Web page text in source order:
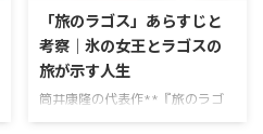
川浩の魅力、主要な登場人物たち
の関係性、さらには物語のあらす
じと感想を詳しくご紹介します。
また、読者の心に残る名言や、本
作がシリーズでどのような位置付
けを持つかについても解説しま
「旅のラゴス」あらすじと
考察｜氷の女王とラゴスの
旅が示す人生
筒井康隆の代表作**『旅のラゴ
ス』は、高度な文明が失われた異